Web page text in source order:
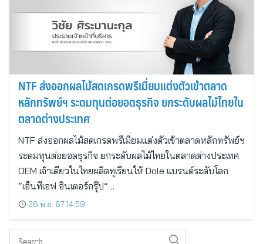
NTF ส่งออกผลไม้สดเกรดพรีเมี่ยมแต่งตัวเข้าตลาด
หลักทรัพย์ฯ ระดมทุนต่อยอดธุรกิจ ยกระดับผลไม้ไทยใน
ตลาดต่างประเทศ
NTF ส่งออกผลไม้สดเกรดพรีเมี่ยมแต่งตัวเข้าตลาดหลักทรัพย์ฯ
ระดมทุนต่อยอดธุรกิจ ยกระดับผลไม้ไทยในตลาดต่างประเทศ
OEM เจ้าเดียวในไทยผลิตทุเรียนให้ Dole แบรนด์ระดับโลก
“เอ็นทีเอฟ อินเตอร์กรุ๊ป”…
26 พ.ย. 67 14:59